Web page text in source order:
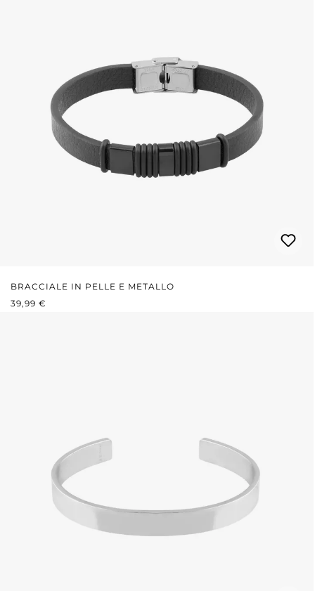
BRACCIALE IN PELLE E METALLO
PREZZO NORMALE:
39,99 €